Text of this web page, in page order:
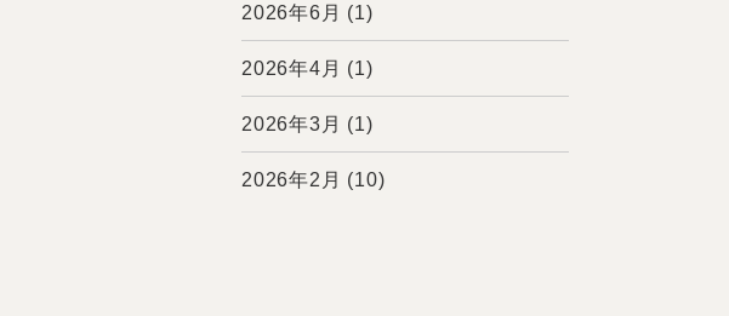
2026年6月 (1)
2026年4月 (1)
2026年3月 (1)
2026年2月 (10)